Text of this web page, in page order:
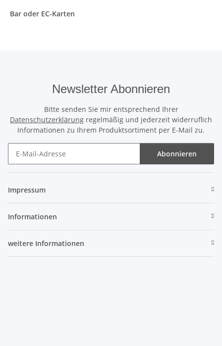
Bar oder EC-Karten
Newsletter Abonnieren
Bitte senden Sie mir entsprechend Ihrer
Datenschutzerklärung regelmäßig und jederzeit widerruflich
Informationen zu Ihrem Produktsortiment per E-Mail zu.
Abonnieren
Impressum
Informationen
weitere Informationen